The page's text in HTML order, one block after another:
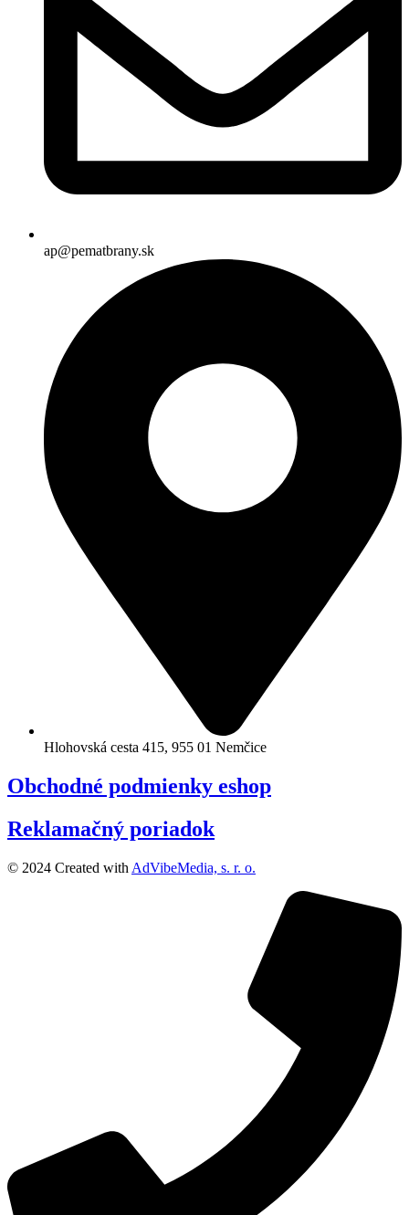
ap@pematbrany.sk
Hlohovská cesta 415, 955 01 Nemčice
Obchodné podmienky eshop
Reklamačný poriadok
© 2024 Created with AdVibeMedia, s. r. o.